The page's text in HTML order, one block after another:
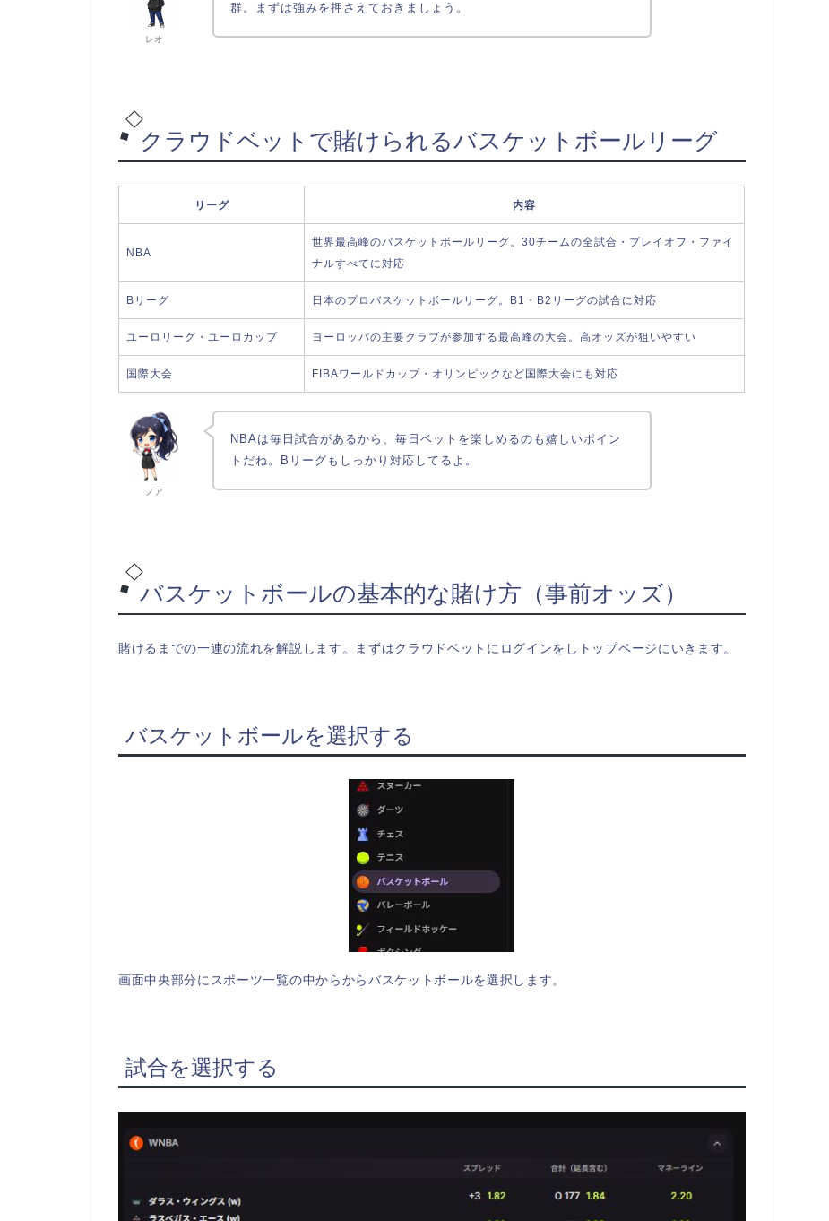
レオ
群。まずは強みを押さえておきましょう。
クラウドベットで賭けられるバスケットボールリーグ
リーグ 内容
NBA
世界最高峰のバスケットボールリーグ。30チームの全試合・プレイオフ・ファイ
ナルすべてに対応
Bリーグ 日本のプロバスケットボールリーグ。B1・B2リーグの試合に対応
ユーロリーグ・ユーロカップ ヨーロッパの主要クラブが参加する最高峰の大会。高オッズが狙いやすい
国際大会 FIBAワールドカップ・オリンピックなど国際大会にも対応
ノア
NBAは毎日試合があるから、毎日ベットを楽しめるのも嬉しいポイン
トだね。Bリーグもしっかり対応してるよ。
バスケットボールの基本的な賭け方（事前オッズ）
賭けるまでの一連の流れを解説します。まずはクラウドベットにログインをしトップページにいきます。
バスケットボールを選択する
画面中央部分にスポーツ一覧の中からからバスケットボールを選択します。
試合を選択する